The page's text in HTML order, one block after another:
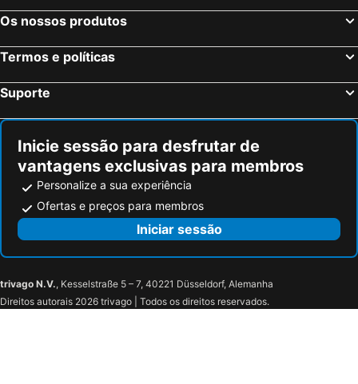
Tribute Hotel
Hotel Lakaj 2
Villa Davids
Hotel Dirista
Selita
Hotel Vermoshi TDC
Os nossos produtos
Termos e políticas
Suporte
Inicie sessão para desfrutar de
vantagens exclusivas para membros
Personalize a sua experiência
Ofertas e preços para membros
Iniciar sessão
trivago N.V., Kesselstraße 5 – 7, 40221 Düsseldorf, Alemanha
Direitos autorais 2026 trivago | Todos os direitos reservados.